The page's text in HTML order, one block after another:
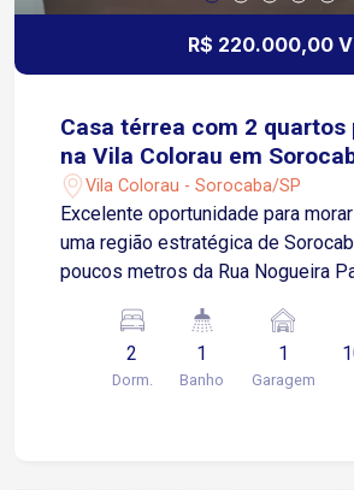
R$ 220.000,00 V
Casa térrea com 2 quartos
na Vila Colorau em
Vila Colorau - Sorocaba/SP
Excelente oportunidade para
uma região estratégica de Sorocaba.
poucos metros da Rua Nogueira
Supermercado Barbosa e com
Rodovia Raposo Tavares. A
do centro da cidade. Sobre o imóvel: Casa
2
Dorm.
1
Banho
1
Garagem